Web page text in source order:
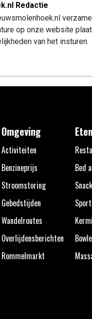
Redactie
op onze website
van het insturen.
Omgeving
Activiteiten
Benzineprijs
Stroomstoring
Gebedstijden
Wandelroutes
Overlijdensberichten
Rommelmarkt
Bed